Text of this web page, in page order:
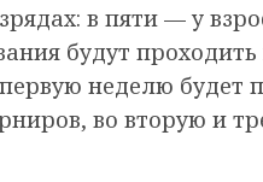
в пяти — у
будут проходить
неделю будет
во вторую и